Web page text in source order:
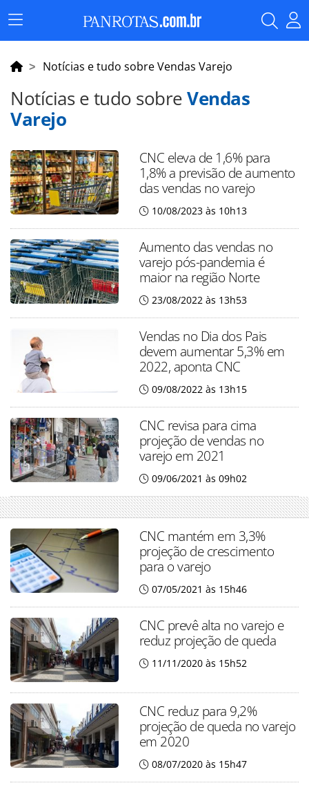
Menu
Principal
Notícias e tudo sobre Vendas Varejo
Notícias e tudo sobreVendas
Varejo
CNC eleva de 1,6% para
1,8% a previsão de aumento
das vendas no varejo
10/08/2023 às 10h13
Aumento das vendas no
varejo pós-pandemia é
maior na região Norte
23/08/2022 às 13h53
Vendas no Dia dos Pais
devem aumentar 5,3% em
2022, aponta CNC
09/08/2022 às 13h15
CNC revisa para cima
projeção de vendas no
varejo em 2021
09/06/2021 às 09h02
CNC mantém em 3,3%
projeção de crescimento
para o varejo
07/05/2021 às 15h46
CNC prevê alta no varejo e
reduz projeção de queda
11/11/2020 às 15h52
CNC reduz para 9,2%
projeção de queda no varejo
em 2020
08/07/2020 às 15h47